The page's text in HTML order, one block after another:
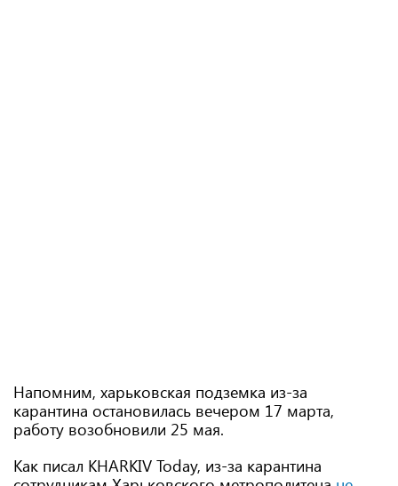
Напомним, харьковская подземка из-за
карантина остановилась вечером 17 марта,
работу возобновили 25 мая.
Как писал KHARKIV Today, из-за карантина